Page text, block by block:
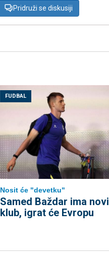
Pridruži se diskusiji
FUDBAL
Nosit će "devetku"
Samed Baždar ima novi
klub, igrat će Evropu